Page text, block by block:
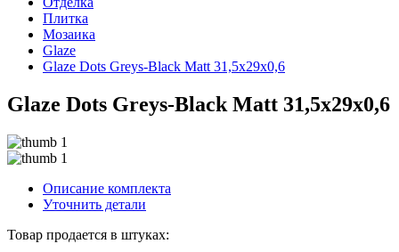
Плитка
Мозаика
Glaze
Glaze Dots Greys-Black Matt 31,5x29x0,6
Glaze Dots Greys-Black Matt 31,5x29x0,6
Описание комплекта
Уточнить детали
Товар продается в штуках: